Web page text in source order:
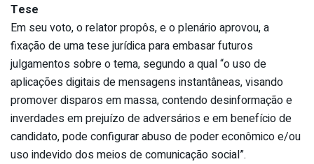
Tese
Em seu voto, o relator propôs, e o plenário aprovou, a
fixação de uma tese jurídica para embasar futuros
julgamentos sobre o tema, segundo a qual “o uso de
aplicações digitais de mensagens instantâneas, visando
promover disparos em massa, contendo desinformação e
inverdades em prejuízo de adversários e em benefício de
candidato, pode configurar abuso de poder econômico e/ou
uso indevido dos meios de comunicação social”.